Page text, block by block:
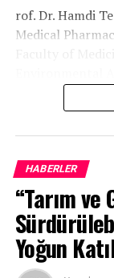
rof. Dr. Hamdi
Medical
has attracted
chemicals in
pollution, its
that need to be
“We Have
Plastic”
Temel said one
HABERLER
“Tarım ve
Yoğun